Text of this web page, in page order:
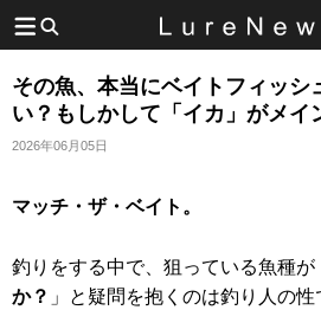
その魚、本当にベイトフィッシ
い？もしかして「イカ」がメ
2026年06月05日
マッチ・ザ・ベイト。
釣りをする中で、狙っている魚種が
か？ 」と疑問を抱くのは釣り人の